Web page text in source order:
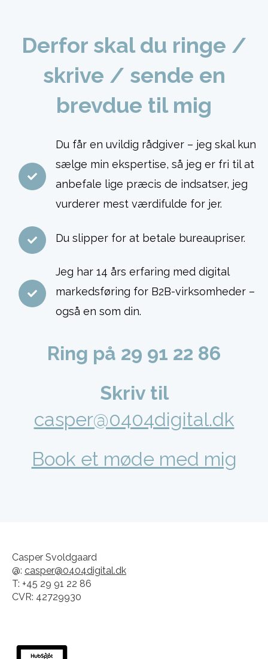
Derfor skal du ringe /
skrive / sende en
brevdue til mig
Du får en uvildig rådgiver – jeg skal kun
sælge min ekspertise, så jeg er fri til at
anbefale lige præcis de indsatser, jeg
vurderer mest værdifulde for jer.
Du slipper for at betale bureaupriser.
Jeg har 14 års erfaring med digital
markedsføring for B2B-virksomheder –
også en som din.
Ring på 29 91 22 86
Skriv til
casper@0404digital.dk
Book et møde med mig
Casper Svoldgaard
@: casper@0404digital.dk
T: +45 29 91 22 86
CVR: 42729930